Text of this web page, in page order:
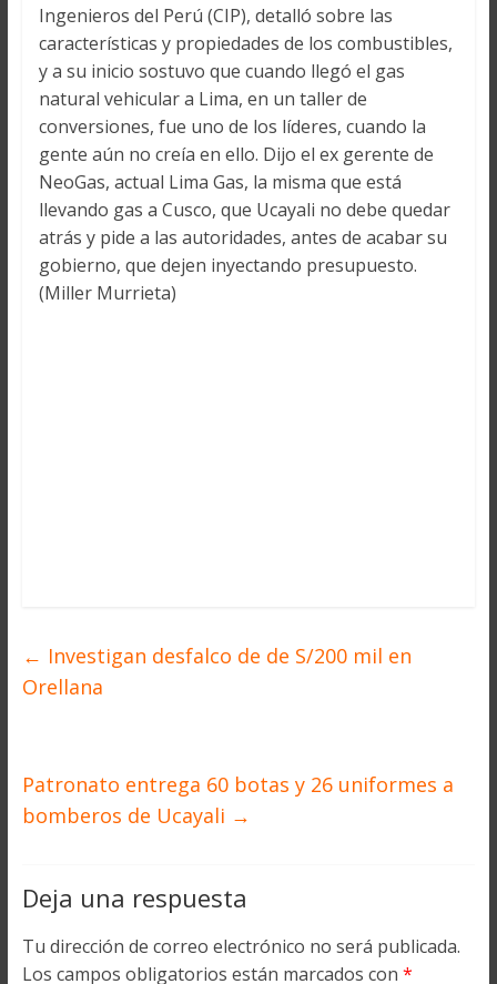
Ingenieros del Perú (CIP), detalló sobre las
características y propiedades de los combustibles,
y a su inicio sostuvo que cuando llegó el gas
natural vehicular a Lima, en un taller de
conversiones, fue uno de los líderes, cuando la
gente aún no creía en ello. Dijo el ex gerente de
NeoGas, actual Lima Gas, la misma que está
llevando gas a Cusco, que Ucayali no debe quedar
atrás y pide a las autoridades, antes de acabar su
gobierno, que dejen inyectando presupuesto.
(Miller Murrieta)
← Investigan desfalco de de S/200 mil en
Orellana
Patronato entrega 60 botas y 26 uniformes a
bomberos de Ucayali →
Deja una respuesta
Tu dirección de correo electrónico no será publicada.
Los campos obligatorios están marcados con *